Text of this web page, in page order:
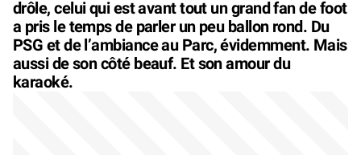
drôle, celui qui est avant tout un grand fan de foot
a pris le temps de parler un peu ballon rond. Du
PSG et de l’ambiance au Parc, évidemment. Mais
aussi de son côté beauf. Et son amour du
karaoké.